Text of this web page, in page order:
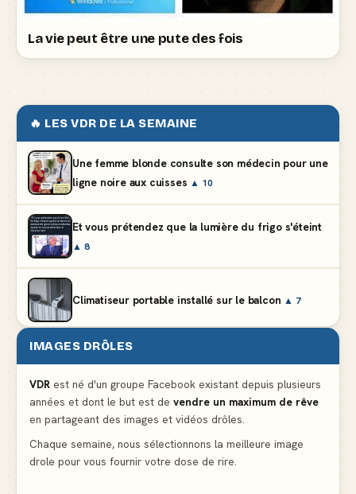
La vie peut être une pute des fois
🔥 LES VDR DE LA SEMAINE
Une femme blonde consulte son médecin pour une
ligne noire aux cuisses ▲ 10
Et vous prétendez que la lumière du frigo s'éteint
▲ 8
Climatiseur portable installé sur le balcon ▲ 7
Le problème cardiaque du médecin ▲ 6
La voisine en bikini pour que le mari tonde la
IMAGES DRÔLES
VDR est né d'un groupe Facebook existant depuis plusieurs
années et dont le but est de vendre un maximum de rêve
en partageant des images et vidéos drôles.
Chaque semaine, nous sélectionnons la meilleure image
drole pour vous fournir votre dose de rire.